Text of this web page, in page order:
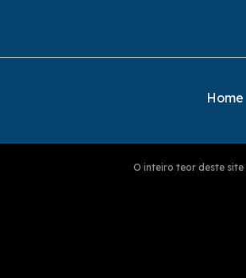
Home
O inteiro teor deste